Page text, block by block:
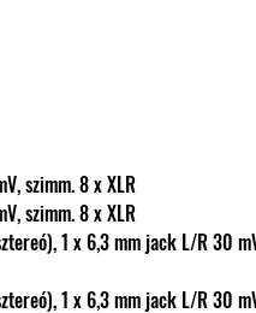
2,2 mV, szimm. 8 x XLR
2,2 mV, szimm. 8 x XLR